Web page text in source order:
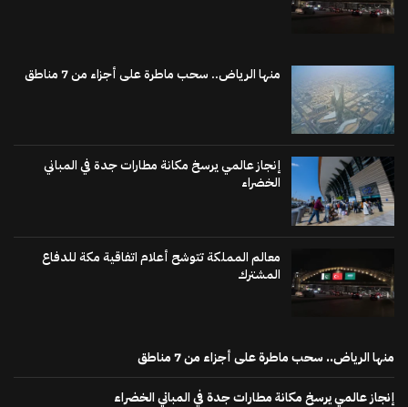
منها الرياض.. سحب ماطرة على أجزاء من 7 مناطق
إنجاز عالمي يرسخ مكانة مطارات جدة في المباني
الخضراء
معالم المملكة تتوشح أعلام اتفاقية مكة للدفاع
المشترك
منها الرياض.. سحب ماطرة على أجزاء من 7 مناطق
إنجاز عالمي يرسخ مكانة مطارات جدة في المباني الخضراء